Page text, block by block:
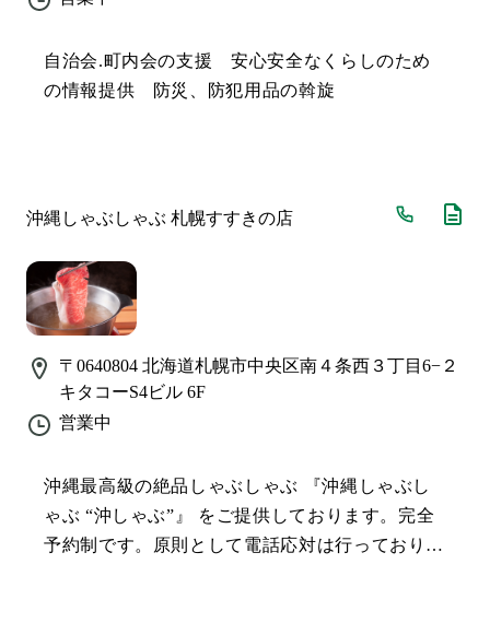
自治会.町内会の支援 安心安全なくらしのため
の情報提供 防災、防犯用品の斡旋
沖縄しゃぶしゃぶ 札幌すすきの店
〒0640804 北海道札幌市中央区南４条西３丁目6−２
キタコーS4ビル 6F
営業中
沖縄最高級の絶品しゃぶしゃぶ 『沖縄しゃぶし
ゃぶ “沖しゃぶ”』 をご提供しております。完全
予約制です。原則として電話応対は行っておりま